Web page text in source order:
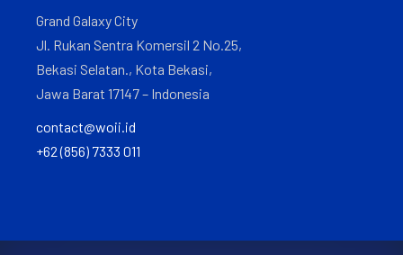
Grand Galaxy City
Jl. Rukan Sentra Komersil 2 No.25,
Bekasi Selatan., Kota Bekasi,
Jawa Barat 17147 – Indonesia
contact@woii.id
+62 (856) 7333 011